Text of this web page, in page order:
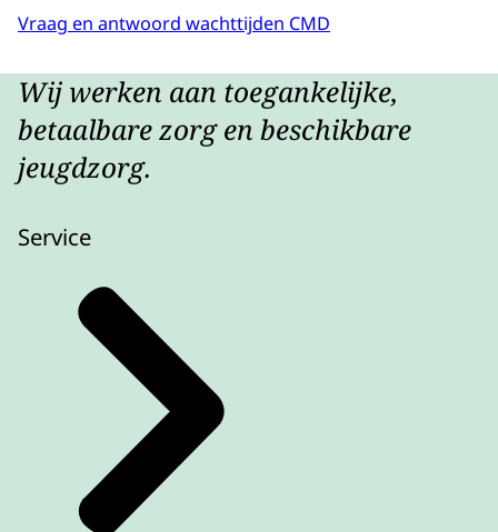
Vraag en antwoord wachttijden CMD
Wij werken aan toegankelijke,
betaalbare zorg en beschikbare
jeugdzorg.
Service